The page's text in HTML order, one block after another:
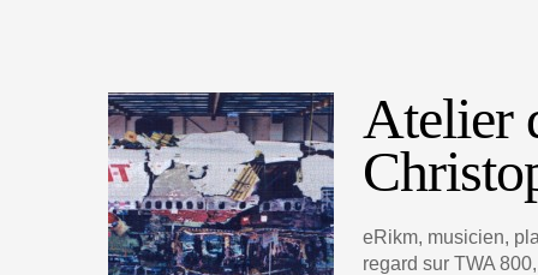
Atelier
eRikm, musicien,
regard sur TWA